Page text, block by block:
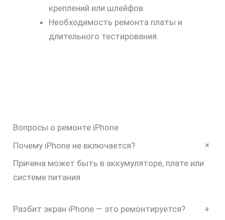
креплений или шлейфов.
Необходимость ремонта платы и
длительного тестирования.
Вопросы о ремонте iPhone
Почему iPhone не включается?
+
Причина может быть в аккумуляторе, плате или
системе питания
Разбит экран iPhone — это ремонтируется? +